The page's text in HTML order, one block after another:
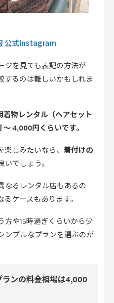
公式Instagram
ジを見ても表記の方法が
するのは難しいかもしれま
物レンタル（ヘアセット
4,000円くらいです。
しみたいなら、 着付けの
いでしょう。
なるレンタル店もあるの
ケースもあります。
方や15時過ぎくらいから少
ンプルなプランを選ぶのが
ンの料金相場は4,000